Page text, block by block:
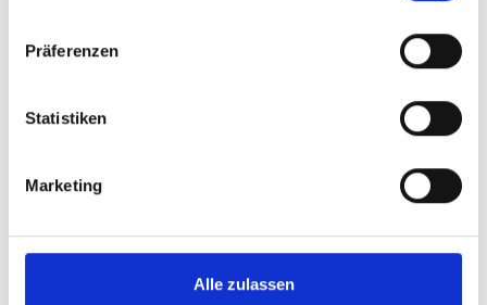
Präferenzen
Statistiken
Marketing
Alle zulassen
Produktgalerie überspringen
Accessory Items